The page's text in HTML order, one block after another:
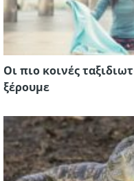
Οι πιο κοινές
ξέρουμε